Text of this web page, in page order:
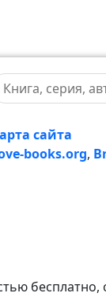
сайта
books.org,
бесплатно,